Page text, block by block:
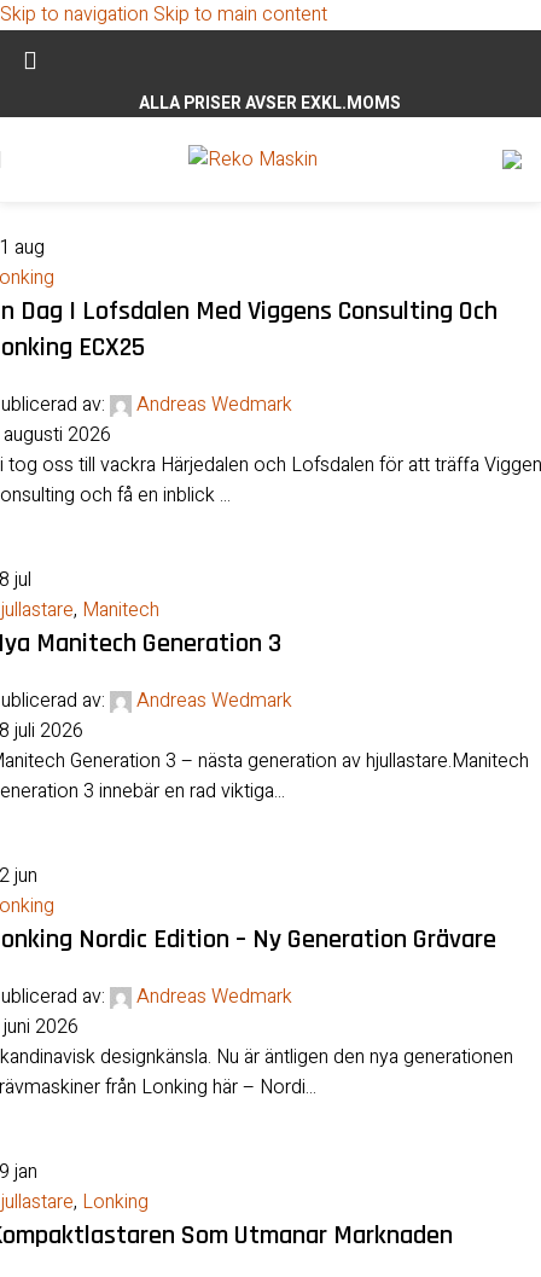
Skip to navigation Skip to main content
ALLA PRISER AVSER EXKL.MOMS
aug
Dag I Lofsdalen Med Viggens Consulting Och
ECX25
av:
Andreas Wedmark
2026
tog oss till vackra Härjedalen och Lofsdalen för att träffa
och få en inblick ...
jul
, Manitech
Manitech Generation 3
av:
Andreas Wedmark
juli 2026
Generation 3 – nästa generation av hjullastare.Manitech
3 innebär en rad viktiga...
jun
Nordic Edition – Ny Generation Grävare
av:
Andreas Wedmark
2026
designkänsla. Nu är äntligen den nya generationen
från Lonking här – Nordi...
jan
, Lonking
Som Utmanar Marknaden